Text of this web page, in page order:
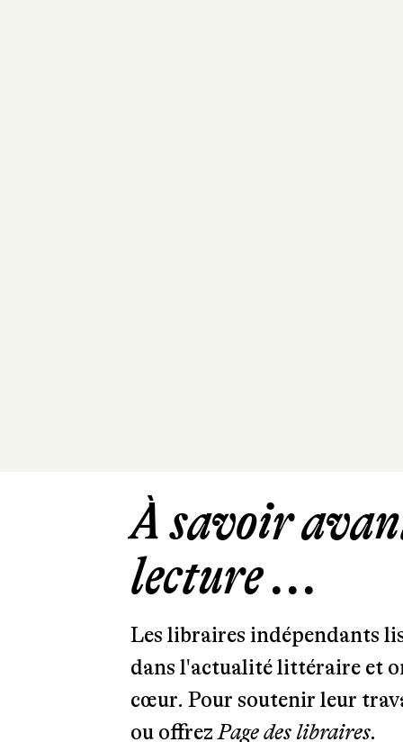
À savoir
lecture ...
Les libraires indépendants
dans l'actualité littéraire et
cœur. Pour soutenir leur
ou offrezPage des libraires.